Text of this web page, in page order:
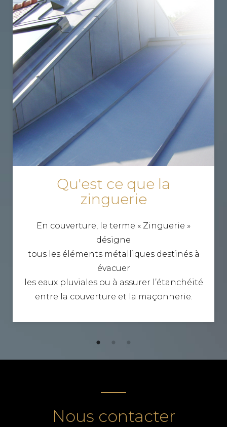
Qu'est ce que la
zinguerie
En couverture, le terme « Zinguerie »
désigne
tous les éléments métalliques destinés à
évacuer
les eaux pluviales ou à assurer l’étanchéité
entre la couverture et la maçonnerie.
Nous contacter